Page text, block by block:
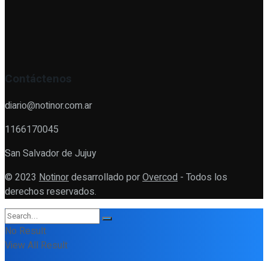
Contáctenos
diario@notinor.com.ar
1166170045
San Salvador de Jujuy
© 2023 Notinordesarrollado porOvercod - Todos los
derechos reservados.
No Result
View All Result